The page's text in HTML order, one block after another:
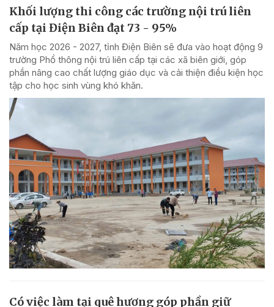
Khối lượng thi công các trường nội trú liên
cấp tại Điện Biên đạt 73 - 95%
Năm học 2026 - 2027, tỉnh Điện Biên sẽ đưa vào hoạt động 9
trường Phổ thông nội trú liên cấp tại các xã biên giới, góp
phần nâng cao chất lượng giáo dục và cải thiện điều kiện học
tập cho học sinh vùng khó khăn.
Có việc làm tại quê hương góp phần giữ